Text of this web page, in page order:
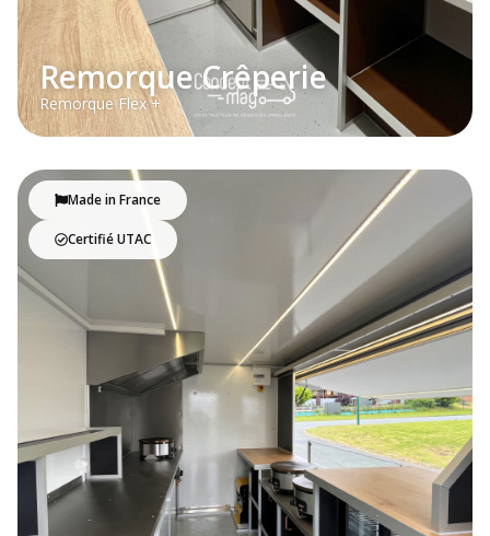
Remorque Crêperie
Remorque Flex +
Made in France
Certifié UTAC